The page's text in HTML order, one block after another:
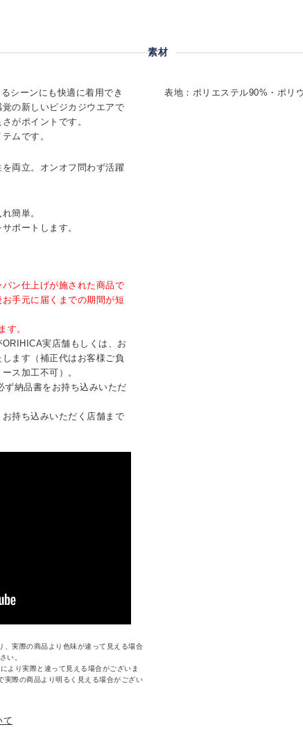
シーンにも快適に着用でき
の新しいビジカジウエアで
がポイントです。
ムです。
両立。オンオフ問わず活躍
簡単。
ポートします。
ン仕上げが施された商品で
手元に届くまでの期間が短
す。
実店舗もしくは、お
ます（補正代はお客様ご負
ス加工不可）。
納品書をお持ち込みいただ
持ち込みいただく店舗まで
実際の商品より色味が違って見える場合
い。
より実際と違って見える場合がございま
実際の商品より明るく見える場合がござい
て
素材
表地：ポリエステル90%・ポリ